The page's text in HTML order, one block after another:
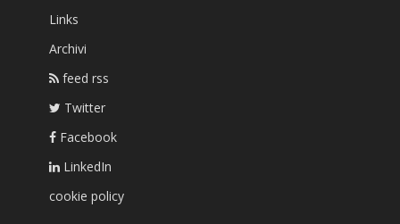
Links
Archivi
feed rss
Twitter
Facebook
LinkedIn
cookie policy